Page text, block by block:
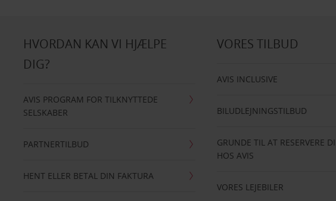
HVORDAN KAN VI HJÆLPE
DIG?
AVIS PROGRAM FOR TILKNYTTEDE
SELSKABER
PARTNERTILBUD
HENT ELLER BETAL DIN FAKTURA
VORES TILBUD
AVIS INCLUSIVE
BILUDLEJNINGSTILBUD
GRUNDE TIL AT RESERVERE
HOS AVIS
VORES LEJEBILER